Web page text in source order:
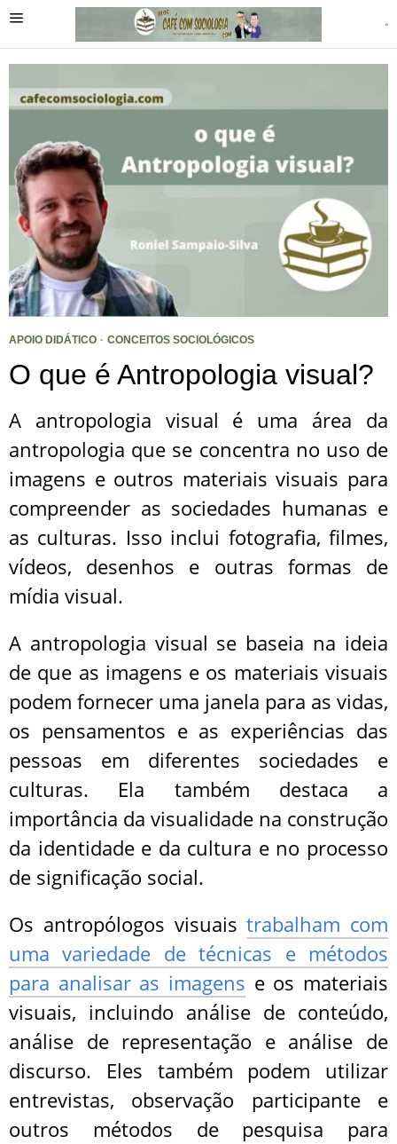
APOIO DIDÁTICO · CONCEITOS SOCIOLÓGICOS
O que é Antropologia visual?
A antropologia visual é uma área da
antropologia que se concentra no uso de
imagens e outros materiais visuais para
compreender as sociedades humanas e
as culturas. Isso inclui fotografia, filmes,
vídeos, desenhos e outras formas de
mídia visual.
A antropologia visual se baseia na ideia
de que as imagens e os materiais visuais
podem fornecer uma janela para as vidas,
os pensamentos e as experiências das
pessoas em diferentes sociedades e
culturas. Ela também destaca a
importância da visualidade na construção
da identidade e da cultura e no processo
de significação social.
Os antropólogos visuaistrabalham com
uma variedade de técnicas e métodos
para analisar as imagens e os materiais
visuais, incluindo análise de conteúdo,
análise de representação e análise de
discurso. Eles também podem utilizar
entrevistas, observação participante e
outros métodos de pesquisa para